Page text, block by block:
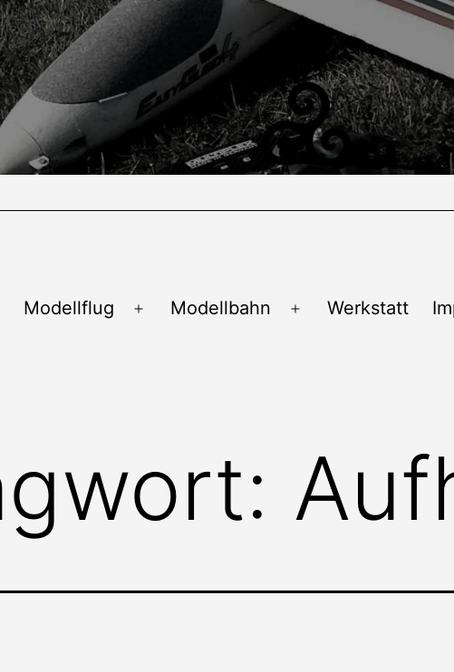
Modellflug
Menü
Modellbahn
Menü
Werkstatt